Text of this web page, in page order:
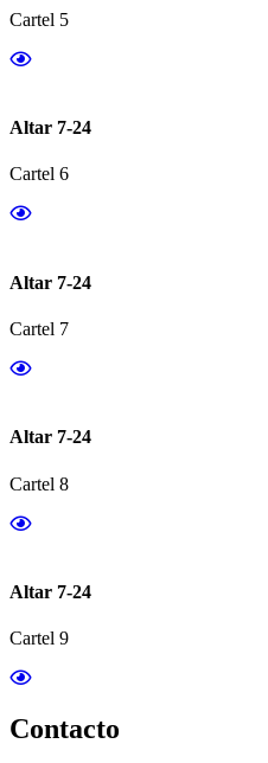
Cartel 5
Altar 7-24
Cartel 6
Altar 7-24
Cartel 7
Altar 7-24
Cartel 8
Altar 7-24
Cartel 9
Contacto